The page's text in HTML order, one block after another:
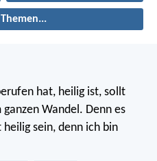
hat, heilig ist, sollt
Wandel. Denn es
sein, denn ich bin